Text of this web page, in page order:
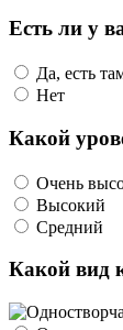
Есть ли у
Да, есть
Нет
Какой
Очень
Высокий
Средний
Какой вид